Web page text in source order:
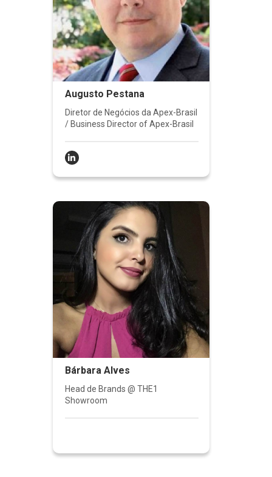
Augusto Pestana
Diretor de Negócios da Apex-Brasil
/ Business Director of Apex-Brasil
Bárbara Alves
Head de Brands @ THE1
Showroom